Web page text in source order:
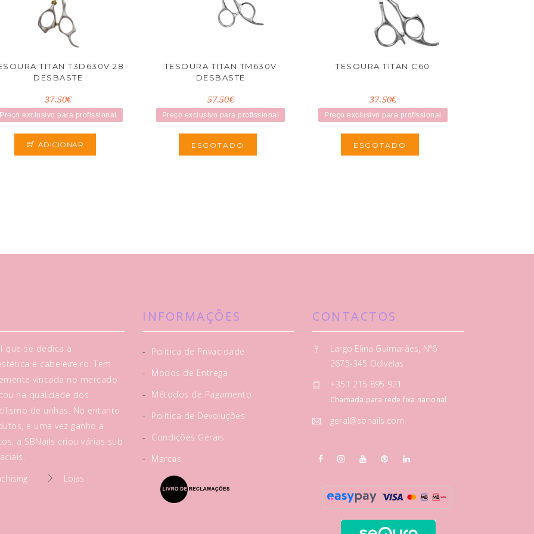
TITAN T3D630V 28
DESBASTE
37.50€
Preço exclusivo para profissional
ADICIONAR
TESOURA TITAN TM630V
DESBASTE
57.50€
Preço exclusivo para profissional
ESGOTADO
TESOURA TITAN C60
37.50€
Preço exclusivo para profissional
ESGOTADO
que se dedica à
e cabeleireiro. Tem
vincada no mercado
na qualidade dos
de unhas. No entanto
e uma vez ganho a
a SBNails criou várias sub
Lojas
INFORMAÇÕES
-
Política de Privacidade
-
Modos de Entrega
-
Métodos de Pagamento
-
Política de Devoluções
-
Condições Gerais
-
Marcas
CONTACTOS
Largo Elina Guimarães, Nº6
2675-345 Odivelas
+351 215 895 921
Chamada para rede fixa nacional
geral@sbnails.com